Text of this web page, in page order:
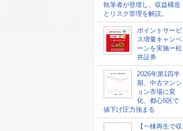
執筆者が登壇し、収益構造
とリスク管理を解説。
ポイントサービ
ス増量キャンペ
ーンを実施ー松
井証券
2026年第1四半
期、中古マンシ
ョン市場に変
化、都心5区で
値下げ圧力強まる
【一棟再生で収